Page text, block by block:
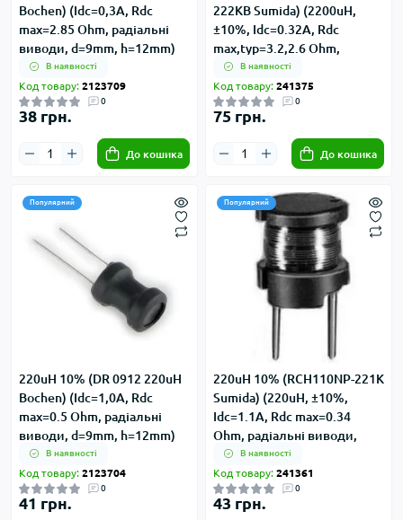
Bochen) (Idc=0,3А, Rdc
max=2.85 Ohm, радіальні
виводи, d=9mm, h=12mm)
В наявності
Код товару: 2123709
0
38 грн.
До кошика
222KB Sumida) (2200uH,
±10%, Idc=0.32А, Rdc
max,typ=3.2,2.6 Ohm,
радіальні виводи,
d=10.5mm, h=14.4mm)
В наявності
Код товару: 241375
0
75 грн.
До кошика
Популярний
220uH 10% (DR 0912 220uH
Bochen) (Idc=1,0А, Rdc
max=0.5 Ohm, радіальні
виводи, d=9mm, h=12mm)
В наявності
Код товару: 2123704
0
41 грн.
Популярний
220uH 10% (RCH110NP-221K
Sumida) (220uH, ±10%,
Idc=1.1А, Rdc max=0.34
Ohm, радіальні виводи,
d=10.5mm, h=10.5mm)
В наявності
Код товару: 241361
0
43 грн.